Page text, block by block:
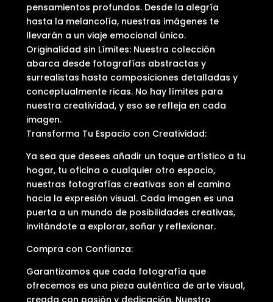
pensamientos profundos. Desde la alegría
hasta la melancolía, nuestras imágenes te
llevarán a un viaje emocional único.
Originalidad sin Límites: Nuestra colección
abarca desde fotografías abstractas y
surrealistas hasta composiciones detalladas y
conceptualmente ricas. No hay límites para
nuestra creatividad, y eso se refleja en cada
imagen.
Transforma Tu Espacio con Creatividad:
Ya sea que desees añadir un toque artístico a tu
hogar, tu oficina o cualquier otro espacio,
nuestras fotografías creativas son el camino
hacia la expresión visual. Cada imagen es una
puerta a un mundo de posibilidades creativas,
invitándote a explorar, soñar y reflexionar.
Compra con Confianza:
Garantizamos que cada fotografía que
ofrecemos es una pieza auténtica de arte visual,
creada con pasión y dedicación. Nuestro